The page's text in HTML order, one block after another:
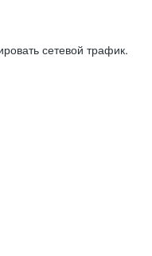
сетевой трафик.